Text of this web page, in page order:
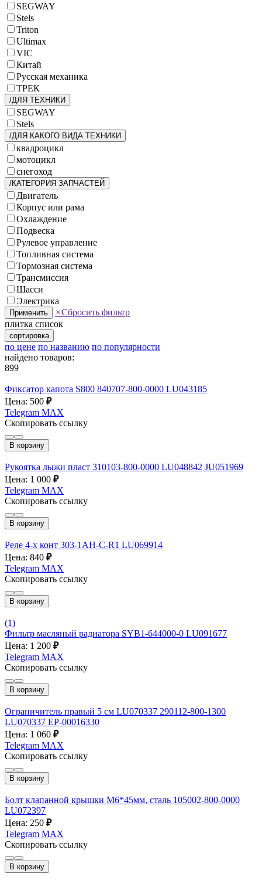
SEGWAY
Stels
Triton
Ultimax
VIC
Китай
Русская механика
ТРЕК
/ДЛЯ ТЕХНИКИ
SEGWAY
Stels
/ДЛЯ КАКОГО ВИДА ТЕХНИКИ
квадроцикл
мотоцикл
снегоход
/КАТЕГОРИЯ ЗАПЧАСТЕЙ
Двигатель
Корпус или рама
Охлаждение
Подвеска
Рулевое управление
Топливная система
Тормозная система
Трансмиссия
Шасси
Электрика
Применить ×Сбросить фильтр
плитка список
сортировка
по цене по названию по популярности
найдено товаров:
899
Фиксатор капота S800 840707-800-0000 LU043185
Цена: 500 ₽
Telegram MAX
Скопировать ссылку
В корзину
Рукоятка лыжи пласт 310103-800-0000 LU048842 JU051969
Цена: 1 000 ₽
Telegram MAX
Скопировать ссылку
В корзину
Реле 4-х конт 303-1AH-C-R1 LU069914
Цена: 840 ₽
Telegram MAX
Скопировать ссылку
В корзину
(1)
Фильтр масляный радиатора SYB1-644000-0 LU091677
Цена: 1 200 ₽
Telegram MAX
Скопировать ссылку
В корзину
Ограничитель правый 5 см LU070337 290112-800-1300
LU070337 EP-00016330
Цена: 1 060 ₽
Telegram MAX
Скопировать ссылку
В корзину
Болт клапанной крышки М6*45мм, сталь 105002-800-0000
LU072397
Цена: 250 ₽
Telegram MAX
Скопировать ссылку
В корзину